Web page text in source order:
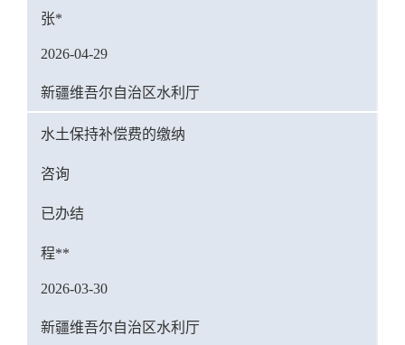
张*
2026-04-29
新疆维吾尔自治区水利厅
水土保持补偿费的缴纳
咨询
已办结
程**
2026-03-30
新疆维吾尔自治区水利厅